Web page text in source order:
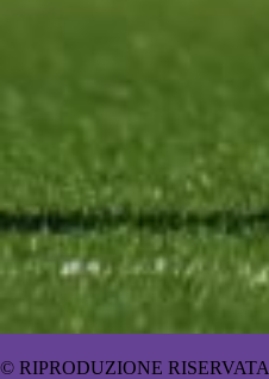
© RIPRODUZIONE RISERVATA